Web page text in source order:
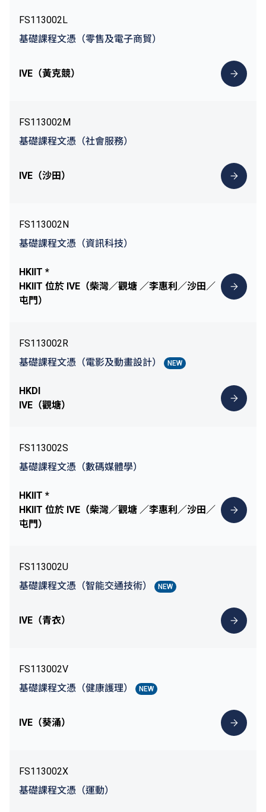
FS113002L
基礎課程文憑（零售及電子商貿）
IVE（黃克競）
FS113002M
基礎課程文憑（社會服務）
IVE（沙田）
FS113002N
基礎課程文憑（資訊科技）
HKIIT *
HKIIT 位於 IVE（柴灣／觀塘 ／李惠利／沙田／
屯門）
FS113002R
基礎課程文憑（電影及動畫設計）
NEW
HKDI
IVE（觀塘）
FS113002S
基礎課程文憑（數碼媒體學）
HKIIT *
HKIIT 位於 IVE（柴灣／觀塘 ／李惠利／沙田／
屯門）
FS113002U
基礎課程文憑（智能交通技術）
NEW
IVE（青衣）
FS113002V
基礎課程文憑（健康護理）
NEW
IVE（葵涌）
FS113002X
基礎課程文憑（運動）